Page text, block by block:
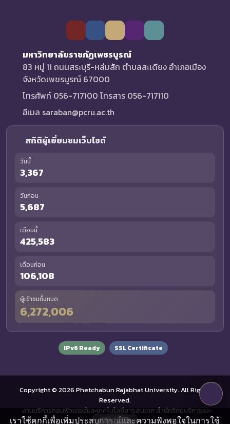
มหาวิทยาลัยราชภัฏเพชรบูรณ์
83 หมู่ 11 ถนนสระบุรี-หล่มสัก ตำบลสะเดียง อำเภอเมือง
จังหวัดเพชรบูรณ์ 67000
โทรศัพท์ 056-717100 โทรสาร 056-717110
อีเมล saraban@pcru.ac.th
สถิติผู้เยี่ยมชมเว็บไซต์
วันนี้
3,367
วันก่อน
5,687
เดือนนี้
425,583
เดือนก่อน
106,108
ผู้เข้าชมทั้งหมด
6,272,006
IPv6 Ready SSL Certificate
Copyright © 2026 Phetchabun Rajabhat University. All Rights
Reserved.
งานบริการคอมพิวเตอร์และเทคโนโลยีสารสนเทศ สำนักวิทยบริการและ
เทคโนโลยีสารสนเทศ
เราใช้คุกกี้เพื่อเพิ่มประสบการณ์และความพึงพอใจในการใช้